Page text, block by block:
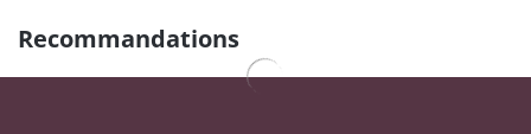
Recommandations